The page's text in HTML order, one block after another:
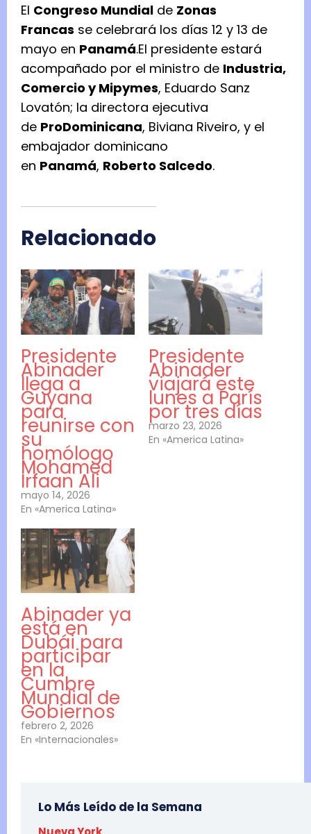
El Congreso Mundial de Zonas
Francas se celebrará los días 12 y 13 de
mayo en Panamá.El presidente estará
acompañado por el ministro de Industria,
Comercio y Mipymes, Eduardo Sanz
Lovatón; la directora ejecutiva
de ProDominicana, Biviana Riveiro, y el
embajador dominicano
en Panamá, Roberto Salcedo.
Relacionado
Presidente
Abinader
llega a
Guyana
para
reunirse con
su
homólogo
Mohamed
Irfaan Ali
mayo 14, 2026
En «America Latina»
Presidente
Abinader
viajará este
lunes a París
por tres días
marzo 23, 2026
En «America Latina»
Abinader ya
está en
Dubái para
participar
en la
Cumbre
Mundial de
Gobiernos
febrero 2, 2026
En «Internacionales»
Lo Más Leído de la Semana